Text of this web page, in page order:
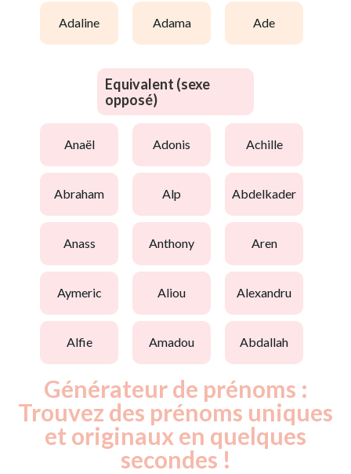
adaline adama ade
Equivalent (sexe
opposé)
anaël adonis achille
abraham alp abdelkader
anass anthony aren
aymeric aliou alexandru
alfie amadou abdallah
Générateur de prénoms :
Trouvez des prénoms uniques
et originaux en quelques
secondes !